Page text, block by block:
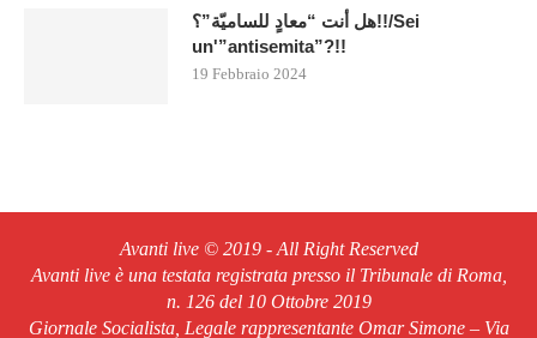
هل أنت “معادٍ للساميّة”؟!!/Sei
un'”antisemita”?!!
19 Febbraio 2024
Avanti live © 2019 - All Right Reserved
Avanti live è una testata registrata presso il Tribunale di Roma,
n. 126 del 10 Ottobre 2019
Giornale Socialista, Legale rappresentante Omar Simone – Via